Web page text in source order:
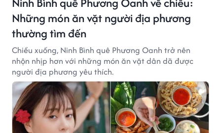
Những món ăn vặt người địa phương
thường tìm đến
Chiều xuống, Ninh Bình quê Phương Oanh trở nên
nhộn nhịp hơn với những món ăn vặt dân dã được
người địa phương yêu thích.